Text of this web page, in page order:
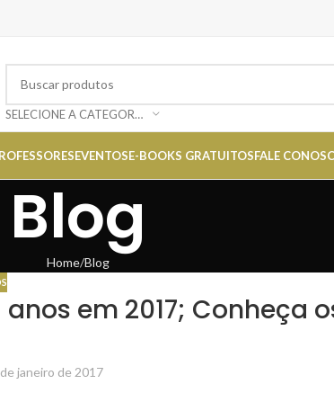
SELECIONE A CATEGORIA
EVENTOSE-BOOKS GRATUITOSFALE
Blog
Home Blog
em 2017; Conheça
janeiro de 2017